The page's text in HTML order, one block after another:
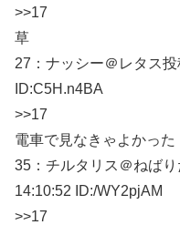
>>17
草
27： ナッシー＠レタス投
ID:C5H.n4BA
>>17
電車で見なきゃよかっ
35： チルタリス＠ねばり
14:10:52 ID:/WY2pjAM
>>17